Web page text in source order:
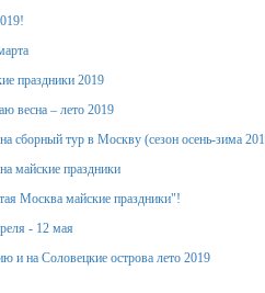
праздники 2019
весна – лето 2019
сборный тур в Москву (сезон осень-зима
майские праздники
Москва майские праздники"!
- 12 мая
и на Соловецкие острова лето 2019